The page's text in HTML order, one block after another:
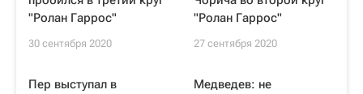
"Ролан Гаррос"
30 сентября 2020
"Ролан Гаррос"
27 сентября 2020
Пер выступал в
Медведев: не